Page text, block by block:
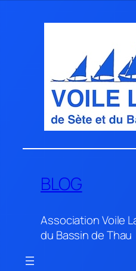
BLOG
Association Voile
du Bassin de Thau